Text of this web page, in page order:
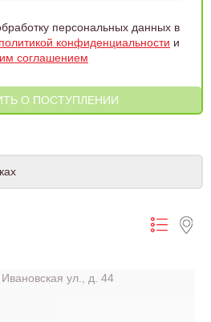
персональных данных в
политикой конфиденциальности и
соглашением
ул., д. 44